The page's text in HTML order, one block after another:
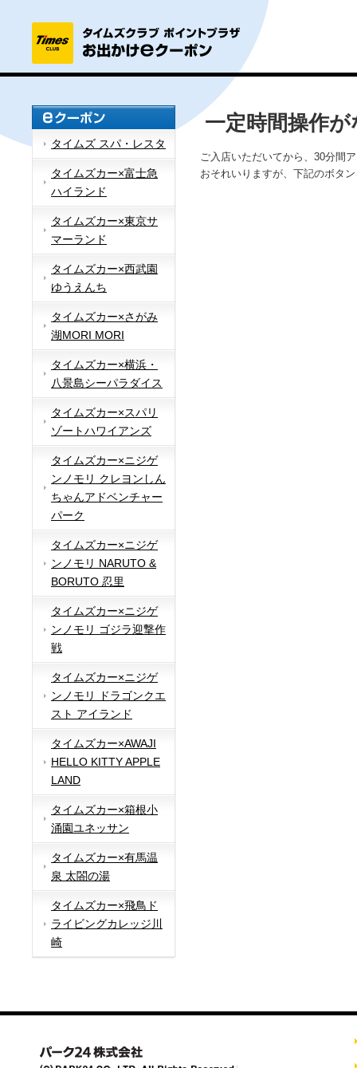
タイムズ スパ・レスタ
タイムズカー×富士急
ハイランド
タイムズカー×東京サ
マーランド
タイムズカー×西武園
ゆうえんち
タイムズカー×さがみ
湖MORI MORI
タイムズカー×横浜・
八景島シーパラダイス
タイムズカー×スパリ
ゾートハワイアンズ
タイムズカー×ニジゲ
ンノモリ クレヨンしん
ちゃんアドベンチャー
パーク
タイムズカー×ニジゲ
ンノモリ NARUTO &
BORUTO 忍里
タイムズカー×ニジゲ
ンノモリ ゴジラ迎撃作
戦
タイムズカー×ニジゲ
ンノモリ ドラゴンクエ
スト アイランド
タイムズカー×AWAJI
HELLO KITTY APPLE
LAND
タイムズカー×箱根小
涌園ユネッサン
タイムズカー×有馬温
泉 太閤の湯
タイムズカー×飛鳥ド
ライビングカレッジ川
崎
一定時間操作
ご入店いただいてから、30分間
おそれいりますが、下記のボタ